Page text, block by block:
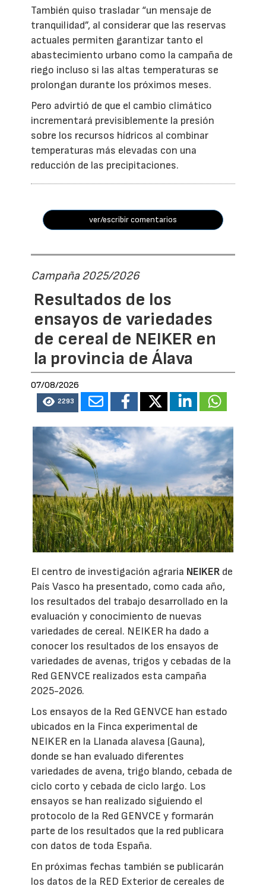
También quiso trasladar “un mensaje de
tranquilidad”, al considerar que las reservas
actuales permiten garantizar tanto el
abastecimiento urbano como la campaña de
riego incluso si las altas temperaturas se
prolongan durante los próximos meses.
Pero advirtió de que el cambio climático
incrementará previsiblemente la presión
sobre los recursos hídricos al combinar
temperaturas más elevadas con una
reducción de las precipitaciones.
ver/escribir comentarios
Campaña 2025/2026
Resultados de los
ensayos de variedades
de cereal de NEIKER en
la provincia de Álava
07/08/2026
2293
El centro de investigación agraria NEIKER de
País Vasco ha presentado, como cada año,
los resultados del trabajo desarrollado en la
evaluación y conocimiento de nuevas
variedades de cereal. NEIKER ha dado a
conocer los resultados de los ensayos de
variedades de avenas, trigos y cebadas de la
Red GENVCE realizados esta campaña
2025-2026.
Los ensayos de la Red GENVCE han estado
ubicados en la Finca experimental de
NEIKER en la Llanada alavesa (Gauna),
donde se han evaluado diferentes
variedades de avena, trigo blando, cebada de
ciclo corto y cebada de ciclo largo. Los
ensayos se han realizado siguiendo el
protocolo de la Red GENVCE y formarán
parte de los resultados que la red publicara
con datos de toda España.
En próximas fechas también se publicarán
los datos de la RED Exterior de cereales de